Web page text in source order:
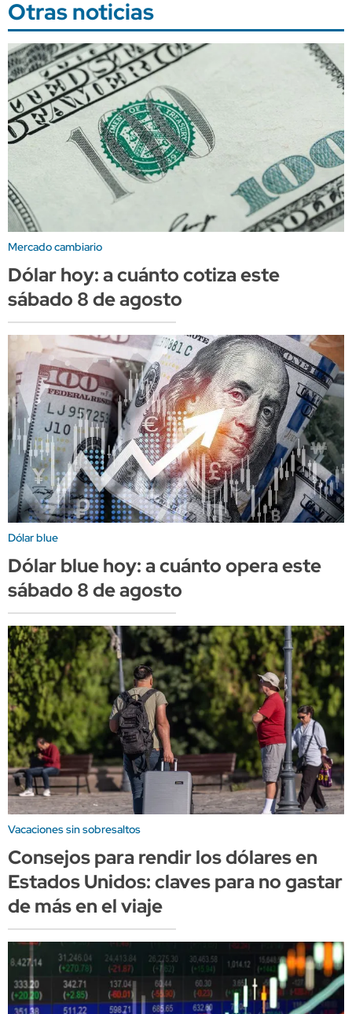
Otras noticias
Mercado cambiario
Dólar hoy: a cuánto cotiza este
sábado 8 de agosto
Dólar blue
Dólar blue hoy: a cuánto opera este
sábado 8 de agosto
Vacaciones sin sobresaltos
Consejos para rendir los dólares en
Estados Unidos: claves para no gastar
de más en el viaje